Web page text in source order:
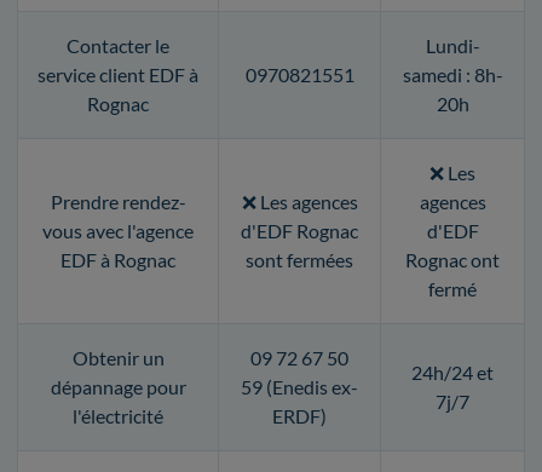
Contacter le
service client EDF à
Rognac
0970821551
Lundi-
samedi : 8h-
20h
Prendre rendez-
vous avec l'agence
EDF à Rognac
❌ Les agences
d'EDF Rognac
sont fermées
❌ Les
agences
d'EDF
Rognac ont
fermé
Obtenir un
dépannage pour
l'électricité
09 72 67 50
59 (Enedis ex-
ERDF)
24h/24 et
7j/7